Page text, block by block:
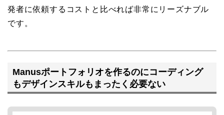
発者に依頼するコストと比べれば非常にリーズナブル
です。
Manusポートフォリオを作るのにコーディング
もデザインスキルもまったく必要ない